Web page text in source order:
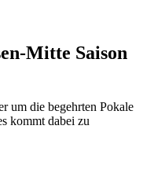
Mitte Saison
um die begehrten Pokale
kommt dabei zu